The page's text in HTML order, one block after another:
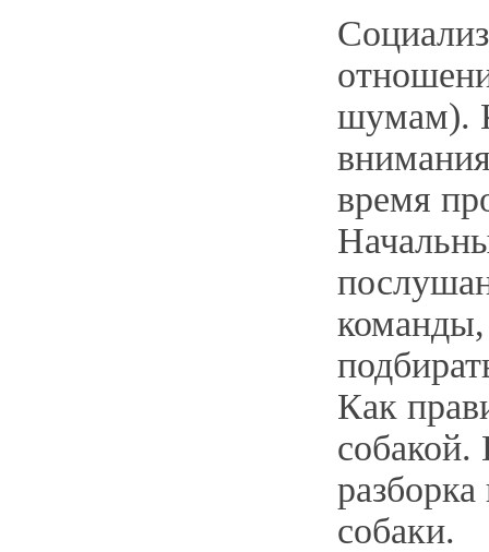
шумам).
время
Как
собакой.
собаки.